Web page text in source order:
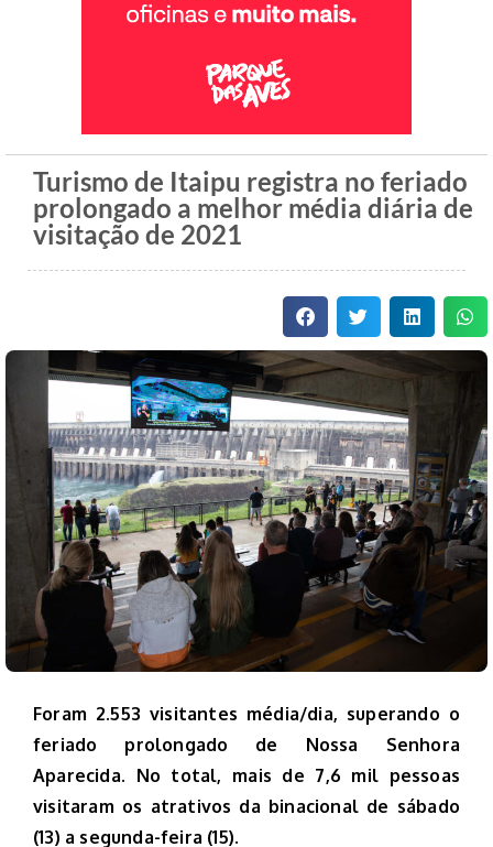
Turismo de Itaipu registra no feriado
prolongado a melhor média diária de
visitação de 2021
Foram 2.553 visitantes média/dia, superando o
feriado prolongado de Nossa Senhora
Aparecida. No total, mais de 7,6 mil pessoas
visitaram os atrativos da binacional de sábado
(13) a segunda-feira (15).